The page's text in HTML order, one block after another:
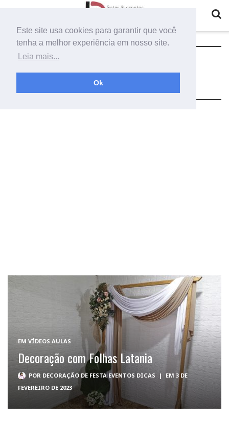
Este site usa cookies para garantir que você
tenha a melhor experiência em nosso site.
Leia mais...
Ok
Tag:como fazer decoração com
latania desidratada
EM VÍDEOS AULAS
Decoração com Folhas Latania
POR DECORAÇÃO DE FESTA EVENTOS DICAS |
EM 3 DE
FEVEREIRO DE 2023